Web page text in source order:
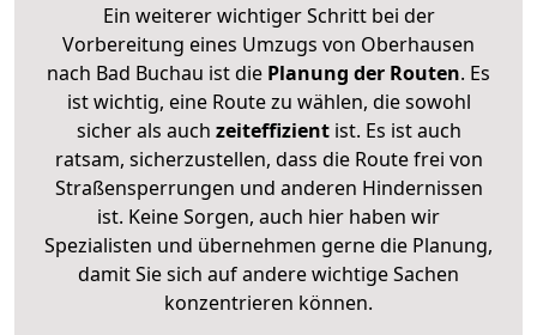
Ein weiterer wichtiger Schritt bei der
Vorbereitung eines Umzugs von Oberhausen
nach Bad Buchau ist die Planung der Routen. Es
ist wichtig, eine Route zu wählen, die sowohl
sicher als auch zeiteffizientist. Es ist auch
ratsam, sicherzustellen, dass die Route frei von
Straßensperrungen und anderen Hindernissen
ist. Keine Sorgen, auch hier haben wir
Spezialisten und übernehmen gerne die Planung,
damit Sie sich auf andere wichtige Sachen
konzentrieren können.